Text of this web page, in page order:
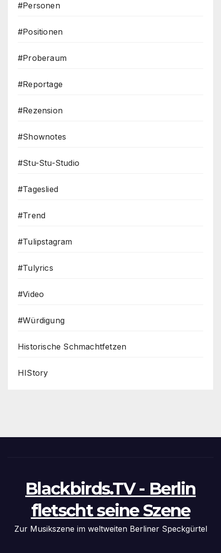
#Personen
#Positionen
#Proberaum
#Reportage
#Rezension
#Shownotes
#Stu-Stu-Studio
#Tageslied
#Trend
#Tulipstagram
#Tulyrics
#Video
#Würdigung
Historische Schmachtfetzen
HIStory
Blackbirds.TV - Berlin
fletscht seine Szene
Zur Musikszene im weltweiten Berliner Speckgürtel